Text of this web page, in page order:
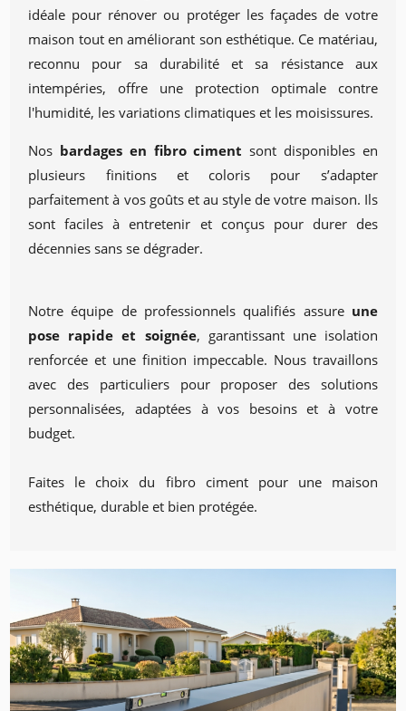
idéale pour rénover ou protéger les façades de votre
maison tout en améliorant son esthétique. Ce matériau,
reconnu pour sa durabilité et sa résistance aux
intempéries, offre une protection optimale contre
l'humidité, les variations climatiques et les moisissures.
Nos bardages en fibro ciment sont disponibles en
plusieurs finitions et coloris pour s’adapter
parfaitement à vos goûts et au style de votre maison. Ils
sont faciles à entretenir et conçus pour durer des
décennies sans se dégrader.
Notre équipe de professionnels qualifiés assure une
pose rapide et soignée, garantissant une isolation
renforcée et une finition impeccable. Nous travaillons
avec des particuliers pour proposer des solutions
personnalisées, adaptées à vos besoins et à votre
budget.
Faites le choix du fibro ciment pour une maison
esthétique, durable et bien protégée.